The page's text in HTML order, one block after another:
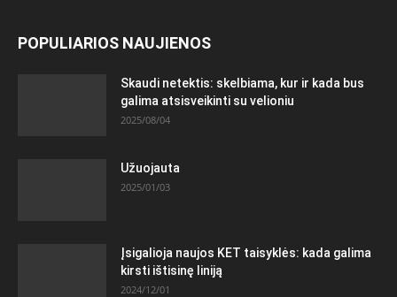
POPULIARIOS NAUJIENOS
Skaudi netektis: skelbiama, kur ir kada bus
galima atsisveikinti su velioniu
2025/08/04
Užuojauta
2025/01/03
Įsigalioja naujos KET taisyklės: kada galima
kirsti ištisinę liniją
2024/12/01